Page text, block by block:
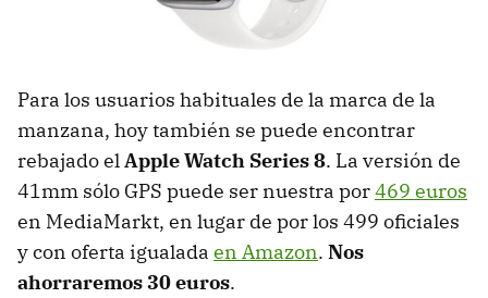
Para los usuarios habituales de la marca de la
manzana, hoy también se puede encontrar
rebajado elApple Watch Series 8. La versión de
41mm sólo GPS puede ser nuestra por469 euros
en MediaMarkt, en lugar de por los 499 oficiales
y con oferta igualada en Amazon. Nos
ahorraremos 30 euros.